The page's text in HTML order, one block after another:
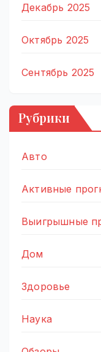
Декабрь 2025
Октябрь 2025
Сентябрь 2025
Рубрики
Авто
Активные
Выигрышные
Дом
Здоровье
Наука